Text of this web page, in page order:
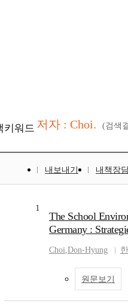
키워드 저자 : Choi. (검색
내보내기 내책장
1
The School
Germany :
Choi,Don-Hyung
원문보기